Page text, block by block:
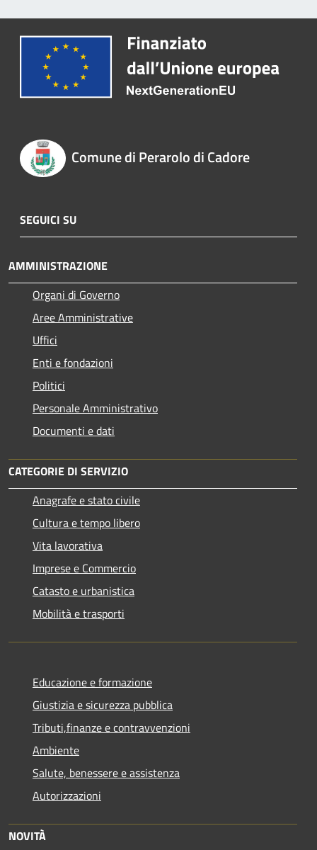
Comune di Perarolo di Cadore
SEGUICI SU
AMMINISTRAZIONE
Organi di Governo
Aree Amministrative
Uffici
Enti e fondazioni
Politici
Personale Amministrativo
Documenti e dati
CATEGORIE DI SERVIZIO
Anagrafe e stato civile
Cultura e tempo libero
Vita lavorativa
Imprese e Commercio
Catasto e urbanistica
Mobilità e trasporti
Educazione e formazione
Giustizia e sicurezza pubblica
Tributi,finanze e contravvenzioni
Ambiente
Salute, benessere e assistenza
Autorizzazioni
NOVITÀ